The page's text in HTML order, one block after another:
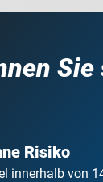
Sie
Risiko
innerhalb von